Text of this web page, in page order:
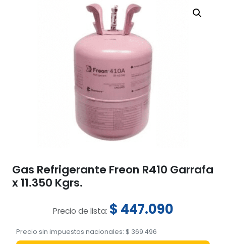
Gas Refrigerante Freon R410 Garrafa
x 11.350 Kgrs.
Precio de lista: $ 447.090
Precio sin impuestos nacionales: $ 369.496